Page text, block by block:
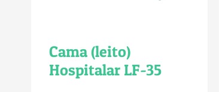
Cama (leito)
Hospitalar LF-35